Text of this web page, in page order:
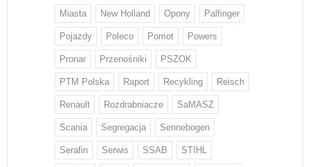
Miasta New Holland Opony Palfinger
Pojazdy Poleco Pomot Powers
Pronar Przenośniki PSZOK
PTM Polska Raport Recykling Reisch
Renault Rozdrabniacze SaMASZ
Scania Segregacja Sennebogen
Serafin Serwis SSAB STIHL